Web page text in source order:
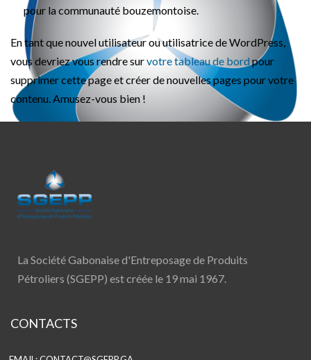
pour la communauté bouzemontoise.
En tant que nouvel utilisateur ou utilisatrice de WordPress,
vous devriez vous rendre survotre tableau de bordpour
supprimer cette page et créer de nouvelles pages pour votre
contenu. Amusez-vous bien !
La Société Gabonaise d'Entreposage de Produits
Pétroliers (SGEPP) est créée le 19 mai 1967.
CONTACTS